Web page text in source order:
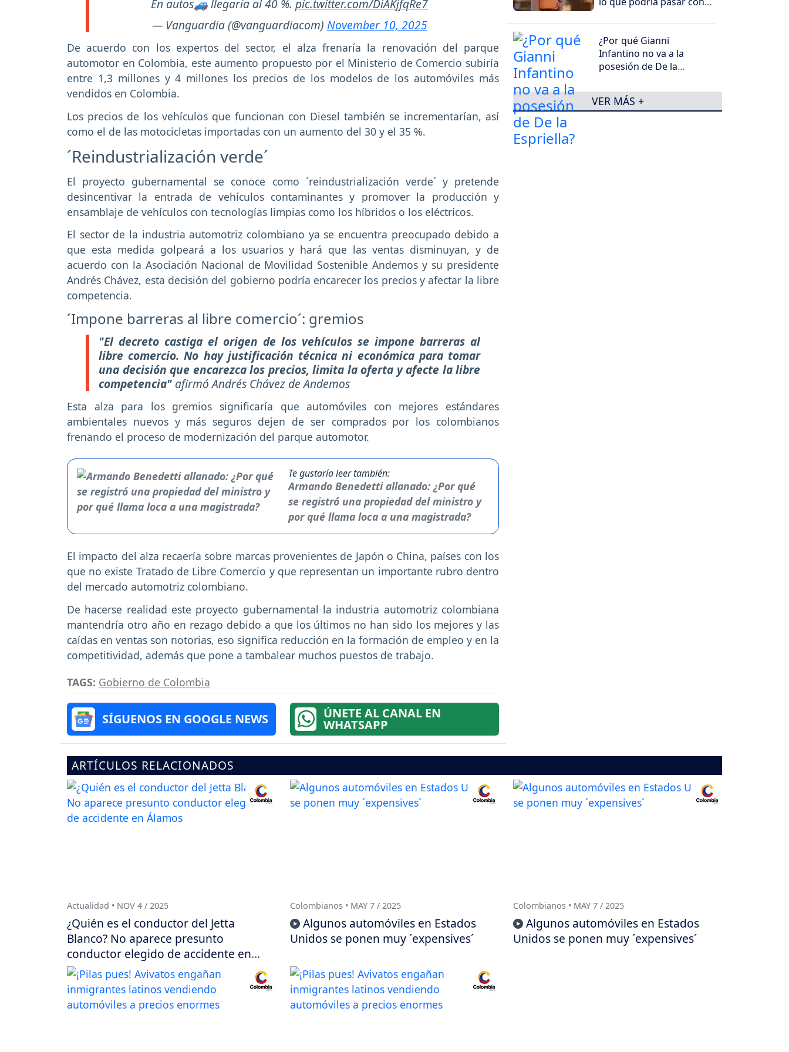
En autos🚙 llegaría al 40 %. pic.twitter.com/DiAKjfqRe7
— Vanguardia (@vanguardiacom) November 10, 2025
De acuerdo con los expertos del sector, el alza frenaría la renovación del parque
automotor en Colombia, este aumento propuesto por el Ministerio de Comercio subiría
entre 1,3 millones y 4 millones los precios de los modelos de los automóviles más
vendidos en Colombia.
Los precios de los vehículos que funcionan con Diesel también se incrementarían, así
como el de las motocicletas importadas con un aumento del 30 y el 35 %.
´Reindustrialización verde´
El proyecto gubernamental se conoce como ´reindustrialización verde´ y pretende
desincentivar la entrada de vehículos contaminantes y promover la producción y
ensamblaje de vehículos con tecnologías limpias como los híbridos o los eléctricos.
El sector de la industria automotriz colombiano ya se encuentra preocupado debido a
que esta medida golpeará a los usuarios y hará que las ventas disminuyan, y de
acuerdo con la Asociación Nacional de Movilidad Sostenible Andemos y su presidente
Andrés Chávez, esta decisión del gobierno podría encarecer los precios y afectar la libre
competencia.
´Impone barreras al libre comercio´: gremios
"El decreto castiga el origen de los vehículos se impone barreras al
libre comercio. No hay justificación técnica ni económica para tomar
una decisión que encarezca los precios, limita la oferta y afecte la libre
competencia" afirmó Andrés Chávez de Andemos
Esta alza para los gremios significaría que automóviles con mejores estándares
ambientales nuevos y más seguros dejen de ser comprados por los colombianos
frenando el proceso de modernización del parque automotor.
Te gustaría leer también:
Armando Benedetti allanado: ¿Por qué
se registró una propiedad del ministro y
por qué llama loca a una magistrada?
El impacto del alza recaería sobre marcas provenientes de Japón o China, países con los
que no existe Tratado de Libre Comercio y que representan un importante rubro dentro
del mercado automotriz colombiano.
De hacerse realidad este proyecto gubernamental la industria automotriz colombiana
mantendría otro año en rezago debido a que los últimos no han sido los mejores y las
caídas en ventas son notorias, eso significa reducción en la formación de empleo y en la
competitividad, además que pone a tambalear muchos puestos de trabajo.
TAGS: Gobierno de Colombia
SÍGUENOS EN GOOGLE NEWS ÚNETE AL CANAL EN
WHATSAPP
próximos meses
¿Por qué Gianni
Infantino no va a la
posesión de De la
VER MÁS +
ARTÍCULOS RELACIONADOS
Actualidad • NOV 4 / 2025
¿Quién es el conductor del Jetta
Blanco? No aparece presunto
conductor elegido de accidente en
Álamos
Colombianos • MAY 7 / 2025
Algunos automóviles en Estados
Unidos se ponen muy ´expensives´
Colombianos • MAY 7 / 2025
Algunos automóviles en Estados
Unidos se ponen muy ´expensives´